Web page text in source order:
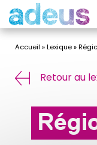
Accueil »Lexique»
Retour au
Panneau de gestion